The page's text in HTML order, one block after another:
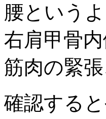
腰という
右肩甲骨
筋肉の緊
確認する